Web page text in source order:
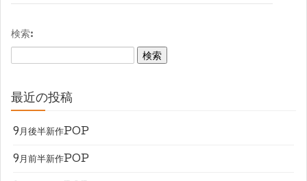
検索:
最近の投稿
9月後半新作POP
9月前半新作POP